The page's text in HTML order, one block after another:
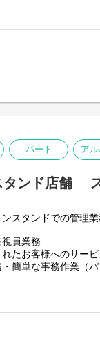
営職 ■■■
掃などの基本業務を
工夫を実践するの
ンフラ／店舗運営職
スタンド「ヤマウチ
て店舗の売り上げ
もが利用するガソリ
っていくお仕事です。
の管理などマネジメ
様に提案するので
スタッフがレクチャ
とに取り組んでい
パート ア
タンド店舗
スタンドでの管理業
視員業務
たお客様へのサービ
・簡単な事務作業（